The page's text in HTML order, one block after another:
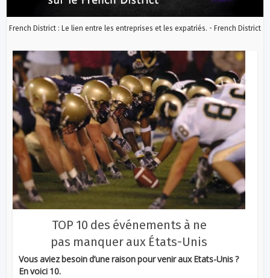
French District : Le lien entre les entreprises et les expatriés. - French District
TOP 10 des événements à ne
pas manquer aux États-Unis
Vous aviez besoin d’une raison pour venir aux Etats-Unis ?
En voici 10.